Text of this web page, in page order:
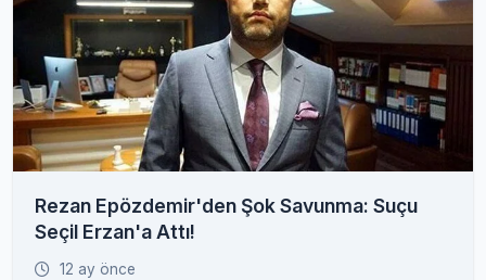
Rezan Epözdemir'den Şok Savunma: Suçu
Seçil Erzan'a Attı!
12 ay önce